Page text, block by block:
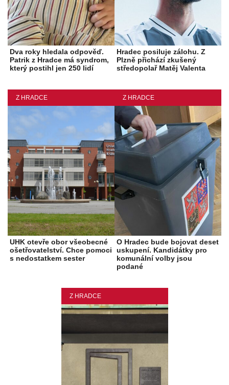
Dva roky hledala odpověď.
Patrik z Hradce má syndrom,
který postihl jen 250 lidí
Hradec posiluje zálohu. Z
Plzně přichází zkušený
středopolař Matěj Valenta
Z HRADCE
UHK otevře obor všeobecné
ošetřovatelství. Chce pomoci
s nedostatkem sester
Z HRADCE
O Hradec bude bojovat deset
uskupení. Kandidátky pro
komunální volby jsou
podané
Z HRADCE